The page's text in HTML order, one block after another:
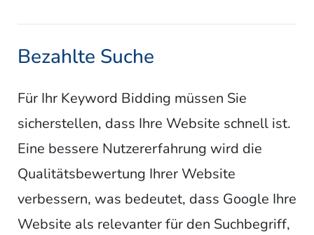
Bezahlte Suche
Für Ihr Keyword Bidding müssen Sie
sicherstellen, dass Ihre Website schnell ist.
Eine bessere Nutzererfahrung wird die
Qualitätsbewertung Ihrer Website
verbessern, was bedeutet, dass Google Ihre
Website als relevanter für den Suchbegriff,